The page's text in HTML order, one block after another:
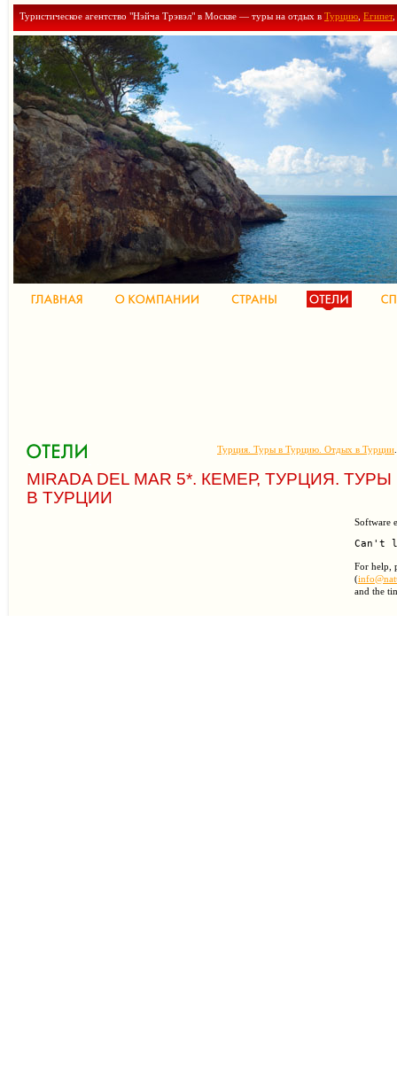
Туристическое агентство "Нэйча Трэвэл" в Москве — туры на отдых в Турцию Египет,
Турция. Туры в Турцию. Отдых в Турции
MIRADA DEL MAR 5*. КЕМЕР, ТУРЦИЯ.
В ТУРЦИИ
Software
For help,
(
and the